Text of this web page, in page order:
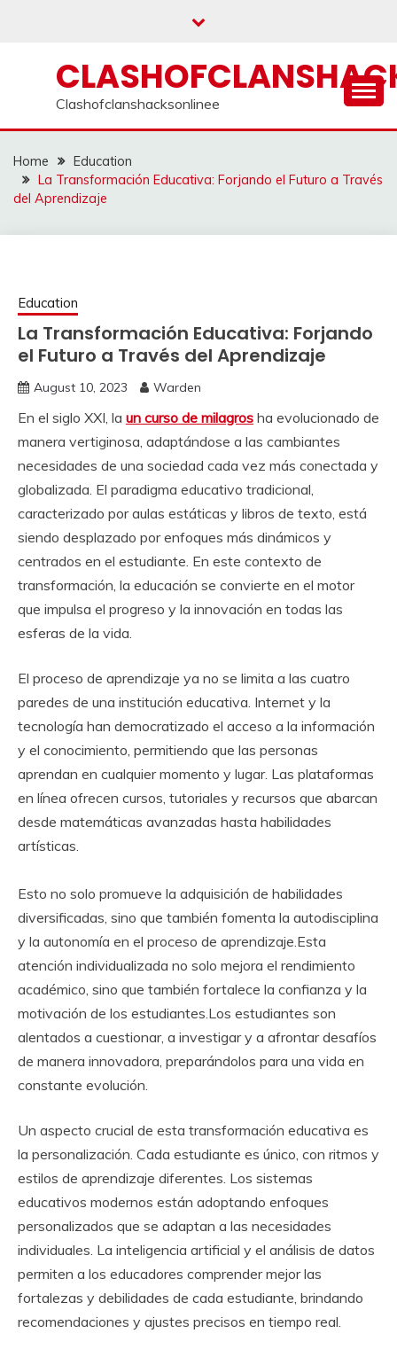
Clashofclanshacksonlinee
Home
Education
La Transformación Educativa: Forjando el Futuro a Través
del Aprendizaje
Education
La Transformación Educativa: Forjando
el Futuro a Través del Aprendizaje
August 10, 2023 Warden
En el siglo XXI, la un curso de milagros ha evolucionado de
manera vertiginosa, adaptándose a las cambiantes
necesidades de una sociedad cada vez más conectada y
globalizada. El paradigma educativo tradicional,
caracterizado por aulas estáticas y libros de texto, está
siendo desplazado por enfoques más dinámicos y
centrados en el estudiante. En este contexto de
transformación, la educación se convierte en el motor
que impulsa el progreso y la innovación en todas las
esferas de la vida.
El proceso de aprendizaje ya no se limita a las cuatro
paredes de una institución educativa. Internet y la
tecnología han democratizado el acceso a la información
y el conocimiento, permitiendo que las personas
aprendan en cualquier momento y lugar. Las plataformas
en línea ofrecen cursos, tutoriales y recursos que abarcan
desde matemáticas avanzadas hasta habilidades
artísticas.
Esto no solo promueve la adquisición de habilidades
diversificadas, sino que también fomenta la autodisciplina
y la autonomía en el proceso de aprendizaje.Esta
atención individualizada no solo mejora el rendimiento
académico, sino que también fortalece la confianza y la
motivación de los estudiantes.Los estudiantes son
alentados a cuestionar, a investigar y a afrontar desafíos
de manera innovadora, preparándolos para una vida en
constante evolución.
Un aspecto crucial de esta transformación educativa es
la personalización. Cada estudiante es único, con ritmos y
estilos de aprendizaje diferentes. Los sistemas
educativos modernos están adoptando enfoques
personalizados que se adaptan a las necesidades
individuales. La inteligencia artificial y el análisis de datos
permiten a los educadores comprender mejor las
fortalezas y debilidades de cada estudiante, brindando
recomendaciones y ajustes precisos en tiempo real.